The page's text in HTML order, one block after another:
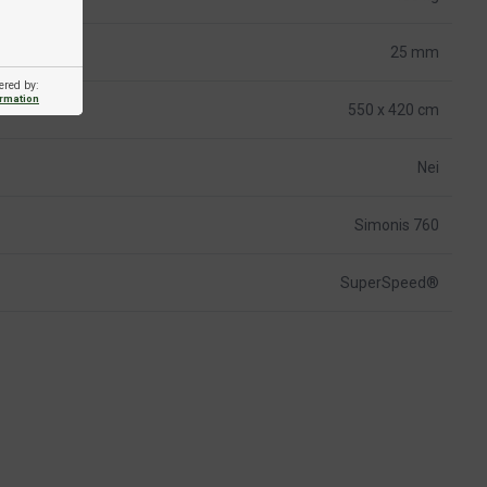
by:
25 mm
550 x 420 cm
Nei
Simonis 760
SuperSpeed®